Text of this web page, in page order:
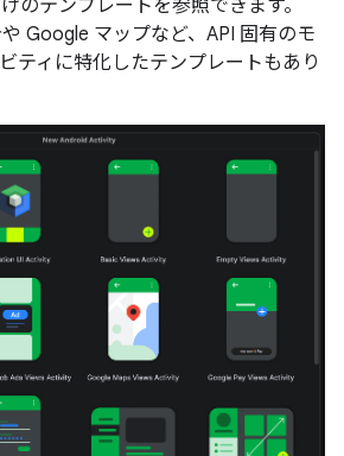
のテンプレートを参照できます。
Google マップなど、API 固有のモ
ティに特化したテンプレートもあり